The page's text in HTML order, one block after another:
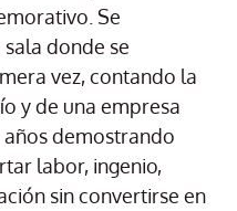
Se
donde se
vez, contando la
y de una empresa
demostrando
labor, ingenio,
sin convertirse en